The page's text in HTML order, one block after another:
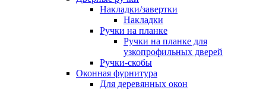
Накладки/завертки
Накладки
Ручки на планке
Ручки на планке для
узкопрофильных дверей
Ручки-скобы
Оконная фурнитура
Для деревянных окон